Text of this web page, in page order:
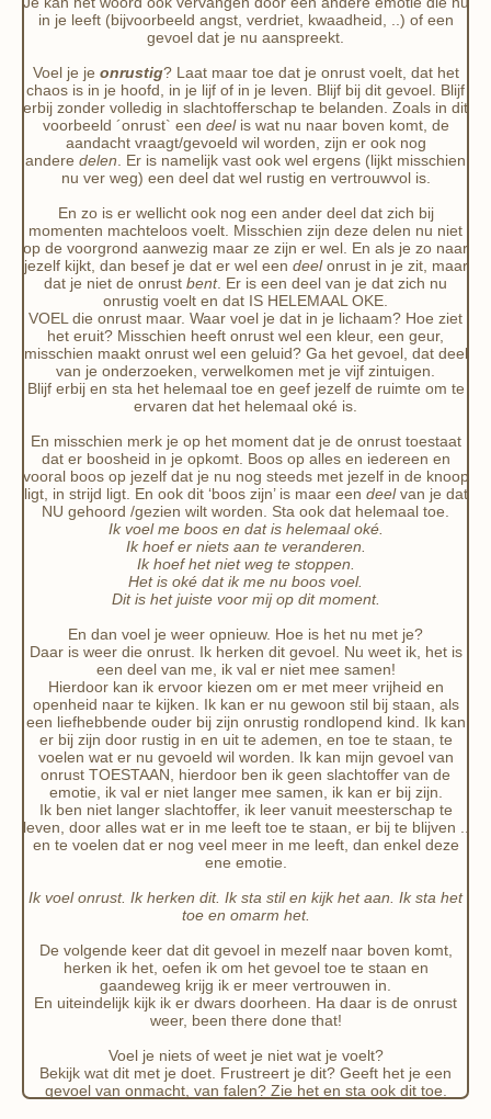
in je leeft (bijvoorbeeld angst, verdriet, kwaadheid, ..) of een
gevoel dat je nu aanspreekt.
Voel je je onrustig? Laat maar toe dat je onrust voelt, dat het
chaos is in je hoofd, in je lijf of in je leven. Blijf bij dit gevoel. Blijf
erbij zonder volledig in slachtofferschap te belanden. Zoals in dit
voorbeeld ´onrust` een deelis wat nu naar boven komt, de
aandacht vraagt/gevoeld wil worden, zijn er ook nog
andere delen . Er is namelijk vast ook wel ergens (lijkt misschien
nu ver weg) een deel dat wel rustig en vertrouwvol is.
En zo is er wellicht ook nog een ander deel dat zich bij
momenten machteloos voelt. Misschien zijn deze delen nu niet
op de voorgrond aanwezig maar ze zijn er wel. En als je zo naar
jezelf kijkt, dan besef je dat er wel een deelonrust in je zit, maar
dat je niet de onrust bent. Er is een deel van je dat zich nu
onrustig voelt en dat IS HELEMAAL OKE.
VOEL die onrust maar. Waar voel je dat in je lichaam? Hoe ziet
het eruit? Misschien heeft onrust wel een kleur, een geur,
misschien maakt onrust wel een geluid? Ga het gevoel, dat deel
van je onderzoeken, verwelkomen met je vijf zintuigen.
Blijf erbij en sta het helemaal toe en geef jezelf de ruimte om te
ervaren dat het helemaal oké is.
En misschien merk je op het moment dat je de onrust toestaat
dat er boosheid in je opkomt. Boos op alles en iedereen en
vooral boos op jezelf dat je nu nog steeds met jezelf in de knoop
ligt, in strijd ligt. En ook dit ‘boos zijn’ is maar een deelvan je dat
NU gehoord /gezien wilt worden. Sta ook dat helemaal toe.
Ik voel me boos en dat is helemaal oké.
Ik hoef er niets aan te veranderen.
Ik hoef het niet weg te stoppen.
Het is oké dat ik me nu boos voel.
Dit is het juiste voor mij op dit moment.
En dan voel je weer opnieuw. Hoe is het nu met je?
Daar is weer die onrust. Ik herken dit gevoel. Nu weet ik, het is
een deel van me, ik val er niet mee samen!
Hierdoor kan ik ervoor kiezen om er met meer vrijheid en
openheid naar te kijken. Ik kan er nu gewoon stil bij staan, als
een liefhebbende ouder bij zijn onrustig rondlopend kind. Ik kan
er bij zijn door rustig in en uit te ademen, en toe te staan, te
voelen wat er nu gevoeld wil worden. Ik kan mijn gevoel van
onrust TOESTAAN, hierdoor ben ik geen slachtoffer van de
emotie, ik val er niet langer mee samen, ik kan er bij zijn.
Ik ben niet langer slachtoffer, ik leer vanuit meesterschap te
leven, door alles wat er in me leeft toe te staan, er bij te blijven ..
en te voelen dat er nog veel meer in me leeft, dan enkel deze
ene emotie.
Ik voel onrust. Ik herken dit. Ik sta stil en kijk het aan. Ik sta het
toe en omarm het.
De volgende keer dat dit gevoel in mezelf naar boven komt,
herken ik het, oefen ik om het gevoel toe te staan en
gaandeweg krijg ik er meer vertrouwen in.
En uiteindelijk kijk ik er dwars doorheen. Ha daar is de onrust
weer, been there done that!
Voel je niets of weet je niet wat je voelt?
Bekijk wat dit met je doet. Frustreert je dit? Geeft het je een
gevoel van onmacht, van falen? Zie het en sta ook dit toe.